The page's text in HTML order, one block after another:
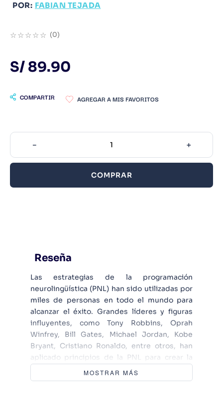
POR: FABIAN TEJADA
☆☆☆☆☆ (0)
S/ 89.90
COMPARTIR
＋
－
COMPRAR
Reseña
Las estrategias de la programación
neurolingüística (PNL) han sido utilizadas por
miles de personas en todo el mundo para
alcanzar el éxito. Grandes líderes y figuras
influyentes, como Tony Robbins, Oprah
Winfrey, Bill Gates, Michael Jordan, Kobe
Bryant, Cristiano Ronaldo, entre otros, han
aplicado principios de la PNL para crear la
mentalidad que les permitió lograr
resultados extraordinarios. La PNL es
MOSTRAR MÁS